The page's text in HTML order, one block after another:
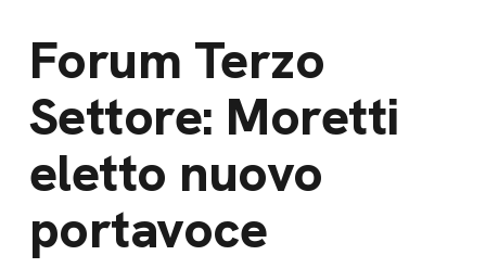
Forum Terzo
Settore: Moretti
eletto nuovo
portavoce
Lavora con noi
Bilancio di
missione
News e
appuntamenti
News
Campagne
Libri e
Docufilm